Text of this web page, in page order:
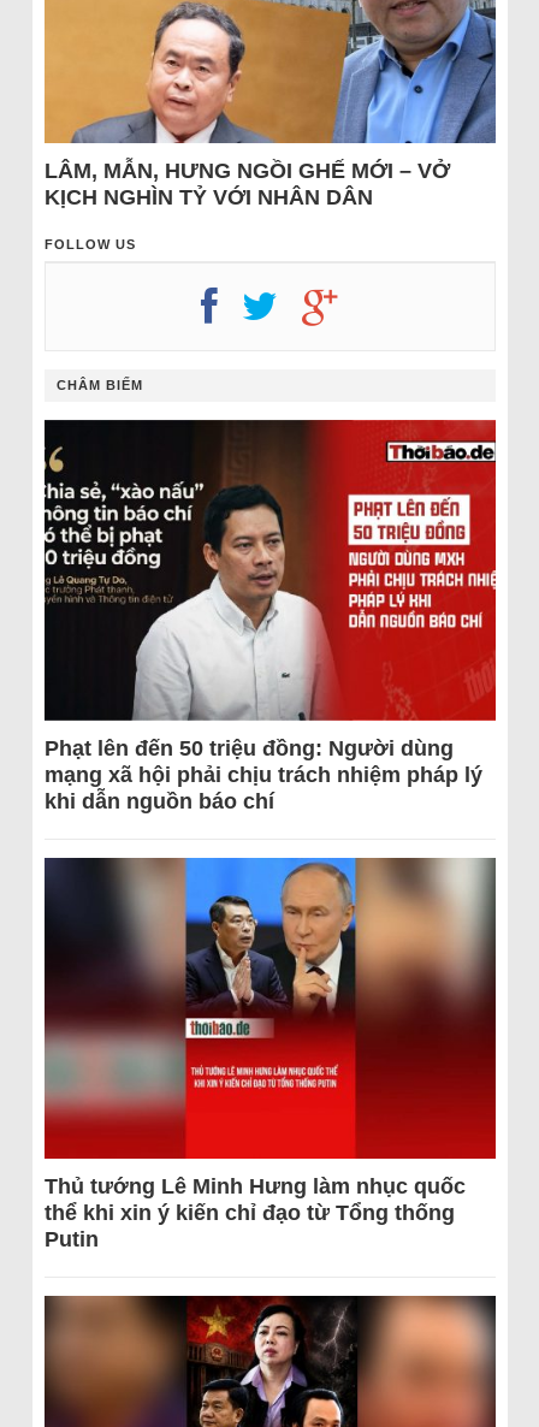
LÂM, MẪN, HƯNG NGỒI GHẾ MỚI – VỞ
KỊCH NGHÌN TỶ VỚI NHÂN DÂN
FOLLOW US
CHÂM BIẾM
Phạt lên đến 50 triệu đồng: Người dùng
mạng xã hội phải chịu trách nhiệm pháp lý
khi dẫn nguồn báo chí
Thủ tướng Lê Minh Hưng làm nhục quốc
thể khi xin ý kiến chỉ đạo từ Tổng thống
Putin